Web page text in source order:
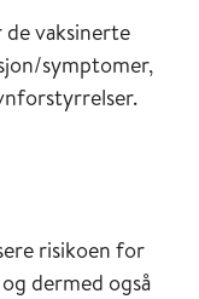
vaksinerte
symptomer,
risikoen for
dermed også